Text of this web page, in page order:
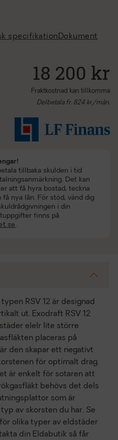
specifikation Dokument
18 200 kr
Fraktkostnad kan tillkomma
Delbetala fr. 824 kr/mån.
tillbaka skulden i tid
Det kan
att få hyra bostad, teckna
få nya lån. För stöd, vänd dig
i din
finns på
.
RSV 12 är designad
ut. Exodraft RSV 12
elelr lite större
placeras på
den skapar ett negativt
för optimalt drag.
är enkelt för sotaren att
behövs det dels
som är
av skorsten du har. Se
olika typer av eldstäder
din Eldabutik så får